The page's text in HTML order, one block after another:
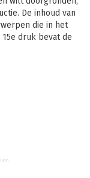
De inhoud van
die in het
druk bevat de
biedt meer
en
plaats daarvan
volop
en
de auteurs
in het licht